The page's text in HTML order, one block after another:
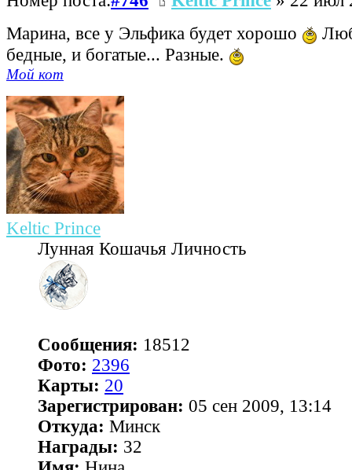
Марина, все у Эльфика будет хорошо
бедные, и богатые... Разные.
Мой кот
Keltic Prince
Лунная Кошачья Личность
Сообщения: 18512
Фото: 2396
Карты: 20
Зарегистрирован: 05 сен 2009, 13:14
Откуда: Минск
Награды: 32